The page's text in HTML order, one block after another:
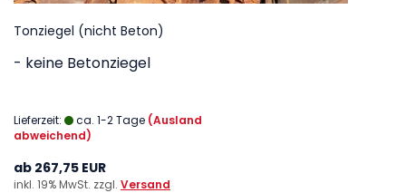
Tonziegel (nicht Beton)
- keine Betonziegel
Lieferzeit: ca. 1-2 Tage (Ausland
abweichend)
ab 267,75 EUR
inkl. 19% MwSt. zzgl. Versand